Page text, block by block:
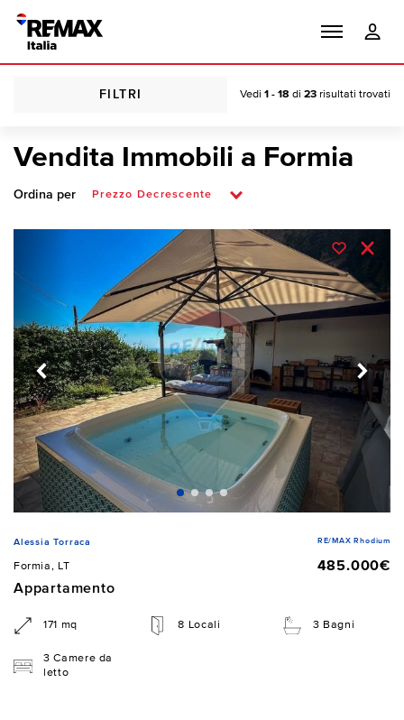
FILTRI Vedi 1 - 18 di 23 risultati trovati
Vendita Immobili a Formia
Ordina per
Alessia Torraca RE/MAX Rhodium
Formia, LT
485.000€
Appartamento
171 mq 8 Locali 3 Bagni
3 Camere da
letto